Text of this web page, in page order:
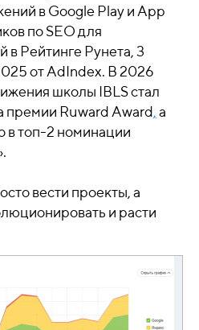
в Google Play и App
по SEO для
Рейтинге Рунета, 3
от AdIndex. В 2026
школы IBLS стал
премии Ruward Award,а
в топ-2 номинации
.
вести проекты, а
и расти